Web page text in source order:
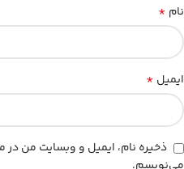
نام *
ایمیل *
ذخیره نام، ایمیل و وبسایت من در